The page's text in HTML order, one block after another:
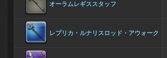
オーラムレギススタッフ
レプリカ・ルナリスロッド・アウォーク